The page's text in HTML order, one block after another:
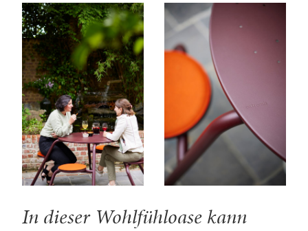
In dieser Wohlfühloase kann